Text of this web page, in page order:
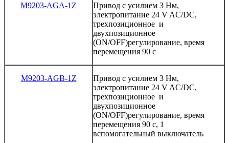
M9203-AGA-1Z Привод с усилием 3 Нм,
электропитание 24 V AC/DC,
трехпозиционное и
двухпозиционное
(ON/OFF)регулирование, время
перемещения 90 с
M9203-AGB-1Z Привод с усилием 3 Нм,
электропитание 24 V AC/DC,
трехпозиционное и
двухпозиционное
(ON/OFF)регулирование, время
перемещения 90 с, 1
вспомогательный выключатель